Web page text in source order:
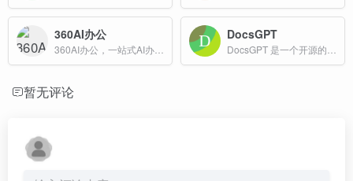
360AI办公 DocsGPT
暂无评论